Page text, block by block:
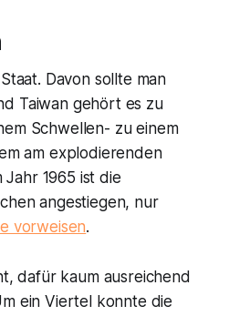
Davon sollte man
Taiwan gehört es zu
Schwellen- zu einem
am explodierenden
1965 ist die
angestiegen, nur
vorweisen.
dafür kaum ausreichend
ein Viertel konnte die